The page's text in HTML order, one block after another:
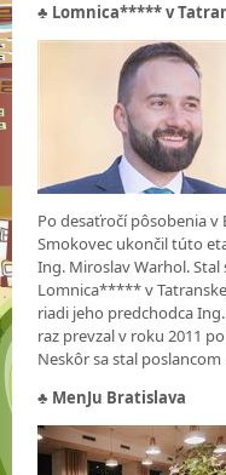
♣ Lomnica***** v
Po desaťročí pôsobenia
Smokovec ukončil túto
Ing. Miroslav Warhol.
Lomnica***** v
riadi jeho predchodca
raz prevzal v roku 2011
Neskôr sa stal
♣ MenJu Bratislava